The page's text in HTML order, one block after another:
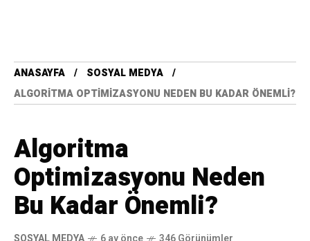
ANASAYFA
SOSYAL MEDYA
ALGORITMA OPTIMIZASYONU NEDEN BU KADAR ÖNEMLI?
Algoritma
Optimizasyonu Neden
Bu Kadar Önemli?